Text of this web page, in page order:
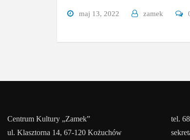
maj 13, 2022 zamek
Centrum Kultury „Zamek”
ul. Klasztorna 14, 67-120 Kożuchów
tel.